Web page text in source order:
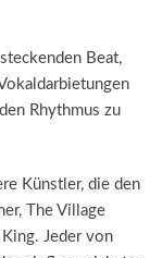
Beat,
Rhythmus zu
Künstler, die den
The Village
King. Jeder von